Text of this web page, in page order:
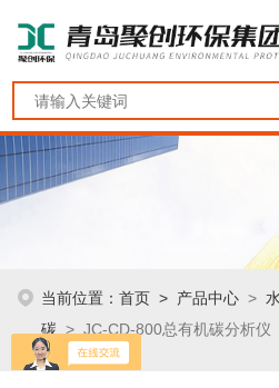
当前位置：首页 > 产品中心 >
碳 > JC-CD-800总有机碳分析仪